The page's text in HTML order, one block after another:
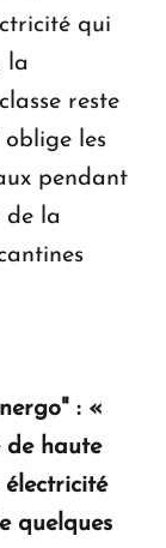
qui
la
reste
oblige les
pendant
de la
: «
de haute
électricité
quelques